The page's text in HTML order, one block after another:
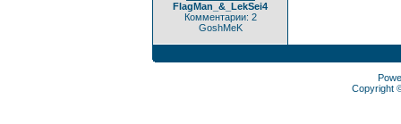
FlagMan_&_LekSei4
Комментарии: 2
GoshMeK
Copyright